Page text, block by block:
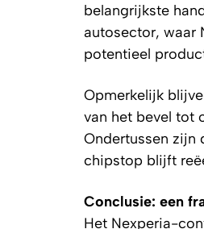
belangrijkste
autosector, waar
potentieel
Opmerkelijk
van het bevel tot
Ondertussen zijn
chipstop blijft
Conclusie: een
Het Nexperia-